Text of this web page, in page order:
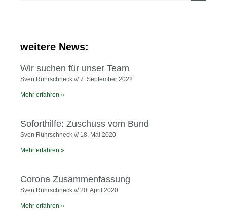
weitere News:
Wir suchen für unser Team
Sven Rührschneck 7. September 2022
Mehr erfahren »
Soforthilfe: Zuschuss vom Bund
Sven Rührschneck 18. Mai 2020
Mehr erfahren »
Corona Zusammenfassung
Sven Rührschneck 20. April 2020
Mehr erfahren »